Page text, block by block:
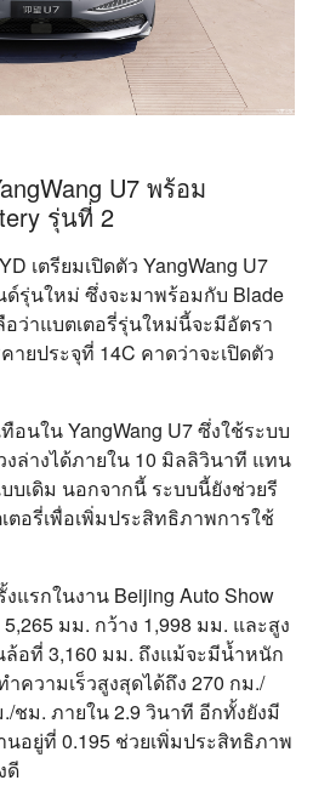
U7 พร้อม
รุ่นที่ 2
เตรียมเปิดตัว YangWang U7
รุ่นใหม่ ซึ่งจะมาพร้อมกับ Blade
ว่าแบตเตอรี่รุ่นใหม่นี้จะมีอัตรา
ายประจุที่ 14C คาดว่าจะเปิดตัว
อนใน YangWang U7 ซึ่งใช้ระบบ
ล่างได้ภายใน 10 มิลลิวินาที แทน
เดิม นอกจากนี้ ระบบนี้ยังช่วยรี
ตอรี่เพื่อเพิ่มประสิทธิภาพการใช้
แรกในงาน Beijing Auto Show
มม. กว้าง 1,998 มม. และสูง
อที่ 3,160 มม. ถึงแม้จะมีน้ำหนัก
ความเร็วสูงสุดได้ถึง 270 กม./
ชม. ภายใน 2.9 วินาที อีกทั้งยังมี
อยู่ที่ 0.195 ช่วยเพิ่มประสิทธิภาพ
ดี